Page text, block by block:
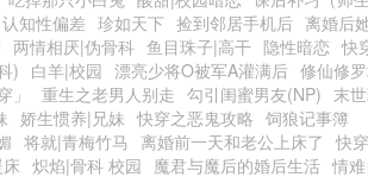
认知性偏差 珍如天下 捡到邻居手机后 离婚后
两情相厌|伪骨科 鱼目珠子|高干 隐性暗恋 快
) 白羊|校园 漂亮少将O被军A灌满后 修仙修
」 重生之老男人别走 勾引闺蜜男友(NP) 末
娇生惯养|兄妹 快穿之恶鬼攻略 饲狼记事簿
将就|青梅竹马 离婚前一天和老公上床了 快
炽焰|骨科 校园 魔君与魔后的婚后生活 情